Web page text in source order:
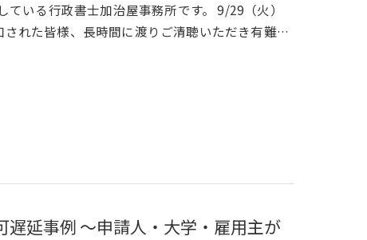
いる行政書士加治屋事務所です。 9/29（火）
れた皆様、長時間に渡りご清聴いただき有難…
延事例 ～申請人・大学・雇用主が